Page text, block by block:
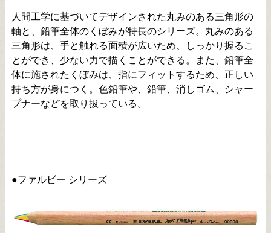
人間工学に基づいてデザインされた丸みのある三角形の
軸と、鉛筆全体のくぼみが特長のシリーズ。丸みのある
三角形は、手と触れる面積が広いため、しっかり握るこ
とができ、少ない力で描くことができる。また、鉛筆全
体に施されたくぼみは、指にフィットするため、正しい
持ち方が身につく。色鉛筆や、鉛筆、消しゴム、シャー
プナーなどを取り扱っている。
●ファルビー シリーズ